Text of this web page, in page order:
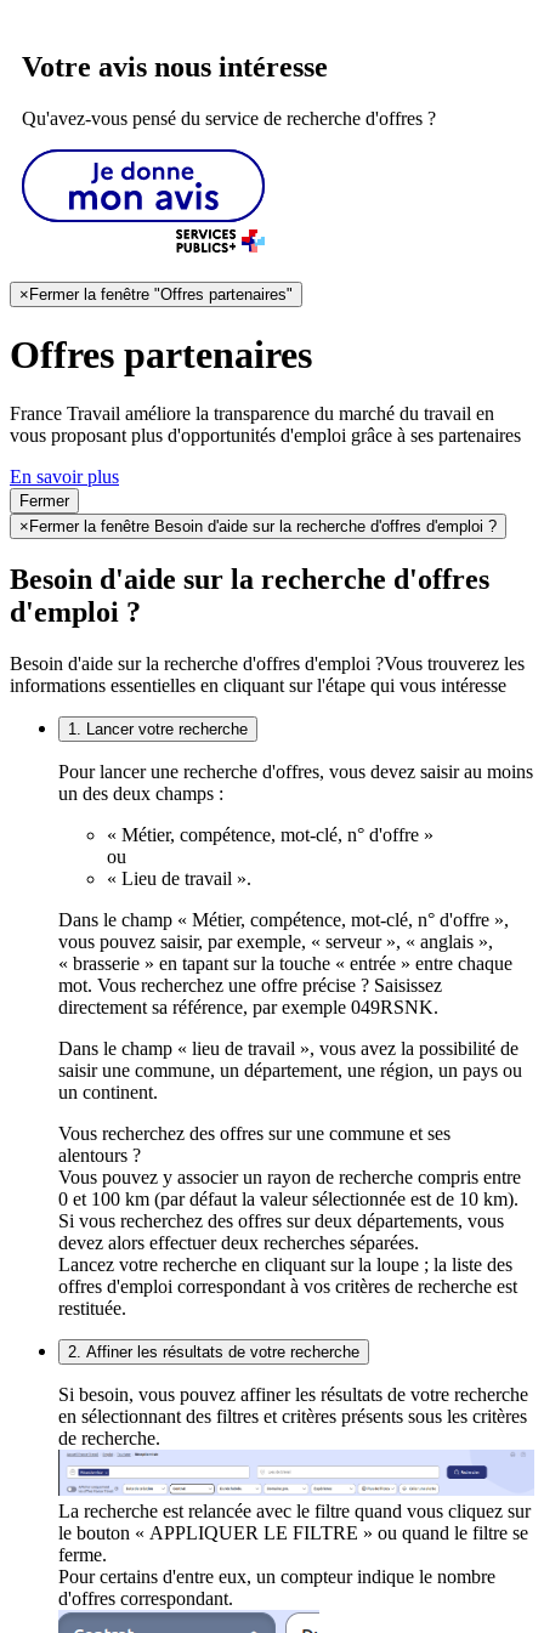
Votre avis nous intéresse
Qu'avez-vous pensé du service de recherche d'offres ?
×Fermer la fenêtre "Offres partenaires"
Offres partenaires
France Travail améliore la transparence du marché du travail en
vous proposant plus d'opportunités d'emploi grâce à ses partenaires
En savoir plus
Fermer
× Fermer la fenêtre Besoin d'aide sur la recherche d'offres d'emploi ?
Besoin d'aide sur la recherche d'offres
d'emploi ?
Besoin d'aide sur la recherche d'offres d'emploi ?Vous trouverez les
informations essentielles en cliquant sur l'étape qui vous intéresse
1. Lancer votre recherche
Pour lancer une recherche d'offres, vous devez saisir au moins
un des deux champs :
« Métier, compétence, mot-clé, n° d'offre »
ou
« Lieu de travail ».
Dans le champ « Métier, compétence, mot-clé, n° d'offre »,
vous pouvez saisir, par exemple, « serveur », « anglais »,
« brasserie » en tapant sur la touche « entrée » entre chaque
mot. Vous recherchez une offre précise ? Saisissez
directement sa référence, par exemple 049RSNK.
Dans le champ « lieu de travail », vous avez la possibilité de
saisir une commune, un département, une région, un pays ou
un continent.
Vous recherchez des offres sur une commune et ses
alentours ?
Vous pouvez y associer un rayon de recherche compris entre
0 et 100 km (par défaut la valeur sélectionnée est de 10 km).
Si vous recherchez des offres sur deux départements, vous
devez alors effectuer deux recherches séparées.
Lancez votre recherche en cliquant sur la loupe ; la liste des
offres d'emploi correspondant à vos critères de recherche est
restituée.
2. Affiner les résultats de votre recherche
Si besoin, vous pouvez affiner les résultats de votre recherche
en sélectionnant des filtres et critères présents sous les critères
de recherche.
La recherche est relancée avec le filtre quand vous cliquez sur
le bouton « APPLIQUER LE FILTRE » ou quand le filtre se
ferme.
Pour certains d'entre eux, un compteur indique le nombre
d'offres correspondant.